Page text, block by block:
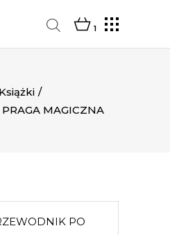
1
Książki /
PRAGA MAGICZNA
PO